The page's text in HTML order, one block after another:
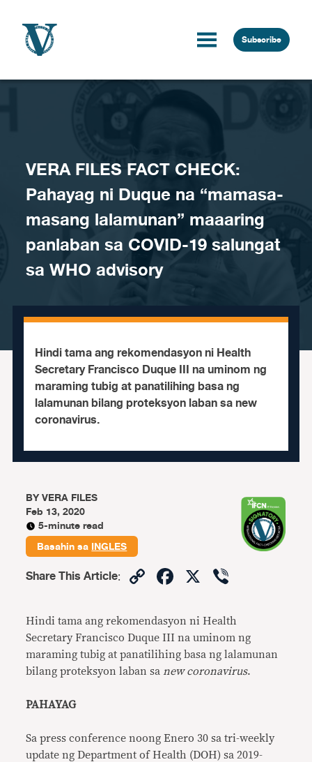
Subscribe
VERA FILES FACT CHECK:
Pahayag ni Duque na “mamasa-
masang lalamunan” maaaring
panlaban sa COVID-19 salungat
sa WHO advisory
Hindi tama ang rekomendasyon ni Health
Secretary Francisco Duque III na uminom ng
maraming tubig at panatilihing basa ng
lalamunan bilang proteksyon laban sa new
coronavirus.
BYVERA FILES
Feb 13, 2020
5-minute read
Basahin saINGLES
Share This Article: CopyFacebook
X
Hindi tama ang rekomendasyon ni Health
Secretary Francisco Duque III na uminom ng
maraming tubig at panatilihing basa ng lalamunan
bilang proteksyon laban sa new coronavirus.
PAHAYAG
Sa press conference noong Enero 30 sa tri-weekly
update ng Department of Health (DOH) sa 2019-